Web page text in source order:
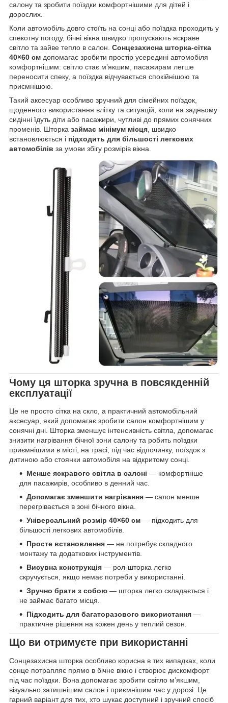
салону та зробити поїздки комфортнішими для дітей і
дорослих.
Коли автомобіль довго стоїть на сонці або поїздка проходить у
спекотну погоду, бічні вікна швидко пропускають яскраве
світло та зайве тепло в салон. Сонцезахисна шторка-сітка
40×60 см допомагає зробити простір усередині автомобіля
комфортнішим: світло стає м’якшим, пасажирам легше
переносити спеку, а поїздка відчувається спокійнішою та
приємнішою.
Такий аксесуар особливо зручний для сімейних поїздок,
щоденного використання влітку та ситуацій, коли на задньому
сидінні їдуть діти або пасажири, чутливі до прямих сонячних
променів. Шторка займає мінімум місця, швидко
встановлюється і підходить для більшості легкових
автомобілів за умови збігу розмірів вікна.
Чому ця шторка зручна в повсякденній
експлуатації
Це не просто сітка на скло, а практичний автомобільний
аксесуар, який допомагає зробити салон комфортнішим у
сонячні дні. Шторка зменшує інтенсивність світла, допомагає
знизити нагрівання бічної зони салону та робить поїздки
приємнішими в місті, на трасі, під час відпочинку, поїздок з
дитиною або стоянки автомобіля на відкритому сонці.
Менше яскравого світла в салоні — комфортніше
для пасажирів, особливо в денний час.
Допомагає зменшити нагрівання — салон менше
перегрівається в зоні бічного вікна.
Універсальний розмір 40×60 см — підходить для
більшості легкових автомобілів.
Просте встановлення — не потребує складного
монтажу та додаткових інструментів.
Висувна конструкція — рол-шторка легко
скручується, якщо немає потреби у використанні.
Зручно брати з собою — шторка легко складається і
не займає багато місця.
Підходить для багаторазового використання —
практичне рішення на кожен день у теплий сезон.
Що ви отримуєте при використанні
Сонцезахисна шторка особливо корисна в тих випадках, коли
сонце потрапляє прямо в бічне вікно і створює дискомфорт
під час поїздки. Вона допомагає зробити світло м’якшим,
візуально затишнішим салон і приємнішим час у дорозі. Це
гарний варіант для тих, хто шукає доступний і зручний спосіб